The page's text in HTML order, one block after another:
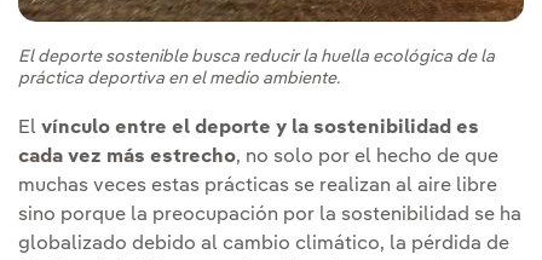
El deporte sostenible busca reducir la huella ecológica de la
práctica deportiva en el medio ambiente.
El vínculo entre el deporte y la sostenibilidad es
cada vez más estrecho, no solo por el hecho de que
muchas veces estas prácticas se realizan al aire libre
sino porque la preocupación por la sostenibilidad se ha
globalizado debido al cambio climático, la pérdida de